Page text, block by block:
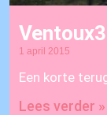
1 april 2015
Een korte
Lees verder »